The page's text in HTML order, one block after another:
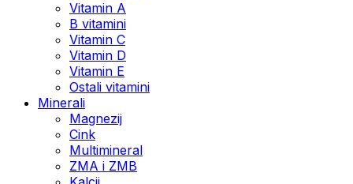
Vitamin A
B vitamini
Vitamin C
Vitamin D
Vitamin E
Ostali vitamini
Minerali
Magnezij
Cink
Multimineral
ZMA i ZMB